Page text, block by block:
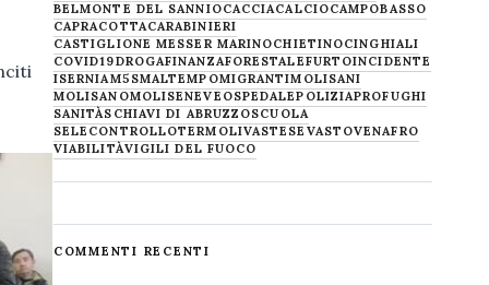
BELMONTE DEL SANNIOCACCIACALCIOCAMPOBASSO
CAPRACOTTACARABINIERI
CASTIGLIONE MESSER MARINOCHIETINOCINGHIALI
COVID19DROGAFINANZAFORESTALEFURTOINCIDENTE
ISERNIAM5SMALTEMPOMIGRANTIMOLISANI
MOLISANOMOLISENEVE OSPEDALEPOLIZIAPROFUGHI
SANITÀSCHIAVI DI ABRUZZOSCUOLA
SELECONTROLLOTERMOLIVASTESE VASTOVENAFRO
VIABILITÀVIGILI DEL FUOCO
COMMENTI RECENTI